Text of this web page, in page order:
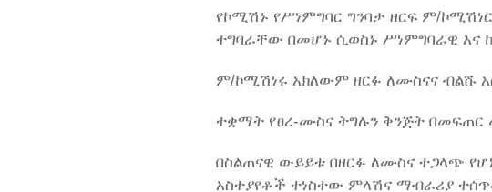
የኮሚሽኑ የሥነምግባር ግንባታ ዘርፍ ም/
ተግባራቸው በመሆኑ ሲወስኑ ሥነምግባራዊ እና
ም/ኮሚሽነሩ አክለውም ዘርፉ ለሙስናና ብልሹ
ተቋማት የፀረ-ሙስና ትግሉን ቅንጅት በመፍጠር
በስልጠናዊ ውይይቱ በዘርፉ ለሙስና ተጋላጭ
አስተያየቶች ተነስተው ምላሽና ማብራሪያ